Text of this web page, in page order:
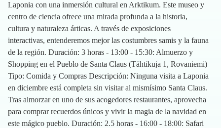
Laponia con una inmersión cultural en Arktikum. Este museo y
centro de ciencia ofrece una mirada profunda a la historia,
cultura y naturaleza árticas. A través de exposiciones
interactivas, entenderemos mejor las costumbres samis y la fauna
de la región. Duración: 3 horas - 13:00 - 15:30: Almuerzo y
Shopping en el Pueblo de Santa Claus (Tähtikuja 1, Rovaniemi)
Tipo: Comida y Compras Descripción: Ninguna visita a Laponia
en diciembre está completa sin visitar al mismísimo Santa Claus.
Tras almorzar en uno de sus acogedores restaurantes, aprovecha
para comprar recuerdos únicos y vivir la magia de la navidad en
este mágico pueblo. Duración: 2.5 horas - 16:00 - 18:00: Safari